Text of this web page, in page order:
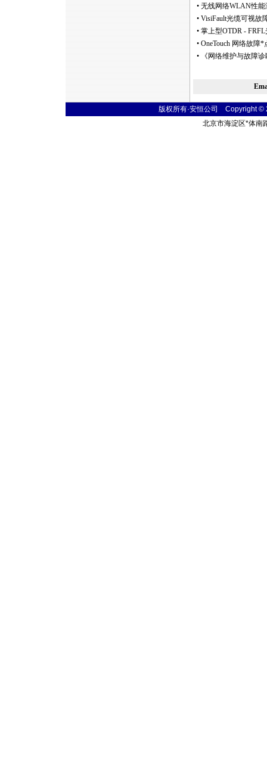
• 无线网络WLAN性
• VisiFault光缆可视故
• 掌上型OTDR -
• OneTouch 网络故障*
•
《网络维护与故障
版权所有·安恒公司 Copyright
北京市海淀区*体南